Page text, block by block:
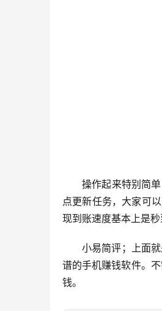
操作起来特别简
点更新任务，大家可
现到账速度基本上是秒
小易简评；上面
谱的手机赚钱软件。
钱。